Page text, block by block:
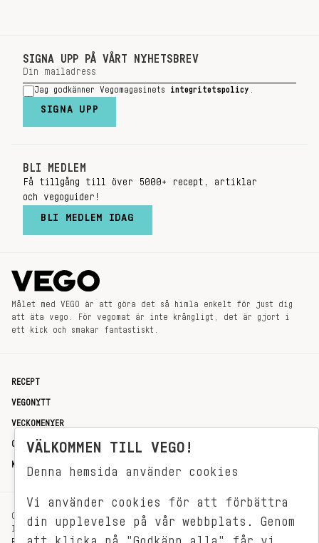
SIGNA UPP PÅ VÅRT NYHETSBREV
Jag godkänner Vegomagasinets integritetspolicy
SIGNA UPP
BLI MEDLEM
Få tillgång till över 5000+ recept, artiklar
och vegoguider!
BLI MEDLEM IDAG
Målet med VEGO är att göra det så himla enkelt för just dig
att äta vego. För vegomat är inte krångligt, det är gjort i
ett kick och smakar fantastiskt.
RECEPT
VEGONYTT
VECKOMENYER
OM OSS
KONTAKT
OXENSTIERNSGATAN 33
114 27 STOCKHOLM
VÄLKOMMEN TILL VEGO!
Denna hemsida använder cookies
Vi använder cookies för att förbättra
din upplevelse på vår webbplats. Genom